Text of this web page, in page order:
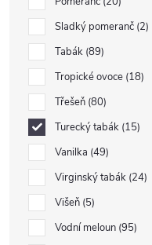
Sladký pomeranč 2
Tabák 89
Tropické ovoce 18
Třešeň 80
Turecký tabák 15
Vanilka 49
Virginský tabák 24
Višeň 5
Vodní meloun 95